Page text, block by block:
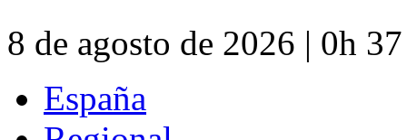
8 de agosto de 2026 | 0h
España